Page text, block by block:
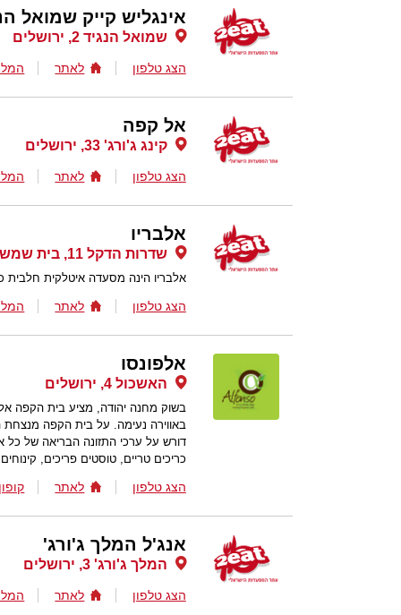
אינגליש קייק שמואל
שמואל הנגיד 2, ירושלים
הצג טלפון לאתר
אל קפה
קינג ג'ורג' 33, ירושלים
הצג טלפון לאתר
אלבריו
שדרות הדקל 11, בית שמש
אלבריו הינה מסעדה איטלקית
הצג טלפון לאתר
אלפונסו
האשכול 4, ירושלים
בשוק מחנה יהודה, מציע בית הקפה
באווירה נעימה. על בית הקפה
דורש על ערכי התזונה הבריאה של כל
כריכים טריים, טוסטים פריכים,
הצג טלפון לאתר קופון
אנג'ל המלך ג'ורג'
המלך ג'ורג' 3, ירושלים
הצג טלפון לאתר